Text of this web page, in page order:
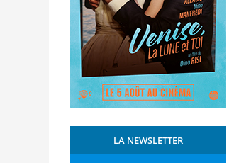
LA NEWSLETTER